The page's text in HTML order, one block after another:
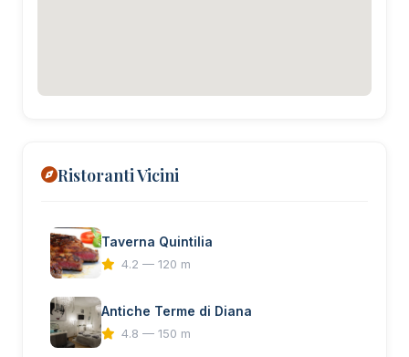
Ristoranti Vicini
Taverna Quintilia
4.2 — 120 m
Antiche Terme di Diana
4.8 — 150 m